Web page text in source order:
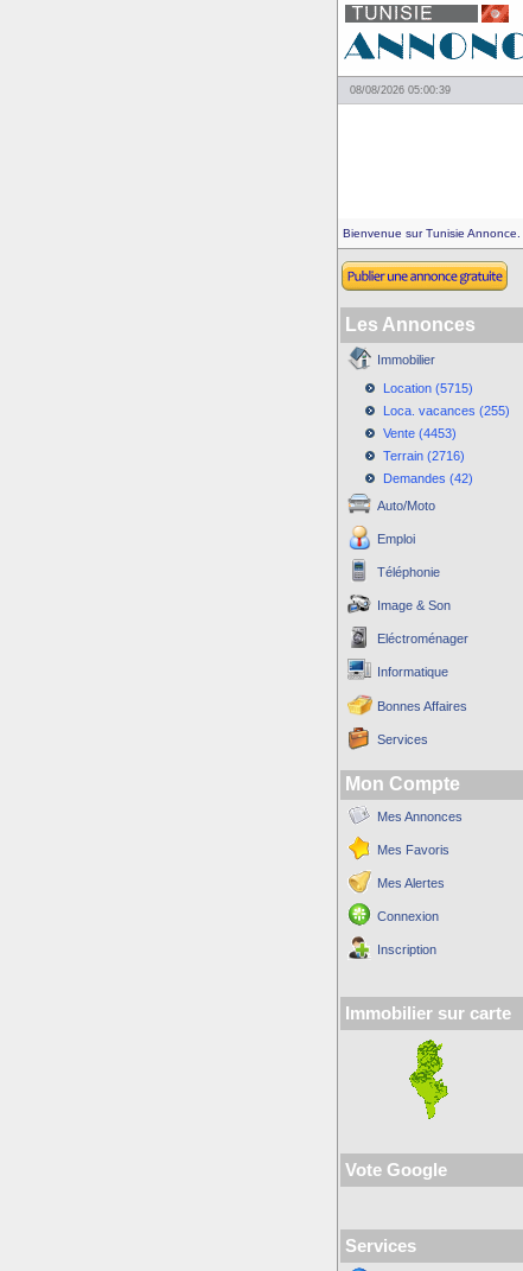
08/08/2026 05:00:39
Bienvenue sur Tunisie Annonce.
Les Annonces
Immobilier
Location (5715)
Loca. vacances (255)
Vente (4453)
Terrain (2716)
Demandes (42)
Auto/Moto
Emploi
Téléphonie
Image & Son
Eléctroménager
Informatique
Bonnes Affaires
Services
Mon Compte
Mes Annonces
Mes Favoris
Mes Alertes
Connexion
Inscription
Immobilier sur carte
Vote Google
Services